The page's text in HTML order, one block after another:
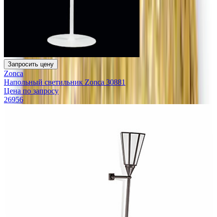
Запросить цену
Zonca
Напольный светильник Zonca 30881
Цена по запросу
26956